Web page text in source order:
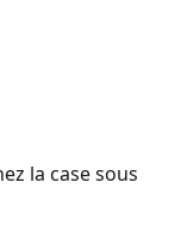
la case sous